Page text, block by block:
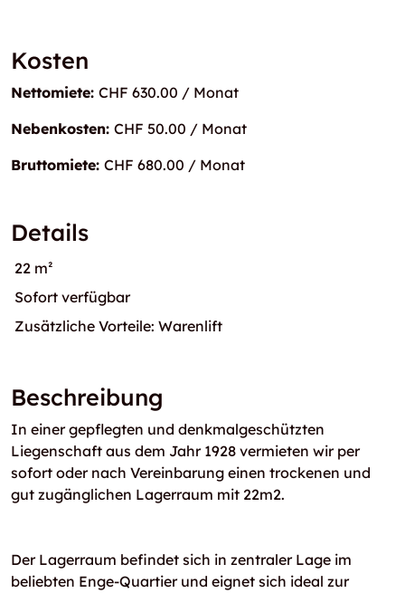
Kosten
Nettomiete: CHF 630.00 / Monat
Nebenkosten: CHF 50.00 / Monat
Bruttomiete: CHF 680.00 / Monat
Details
22 m²
Sofort verfügbar
Zusätzliche Vorteile: Warenlift
Beschreibung
In einer gepflegten und denkmalgeschützten
Liegenschaft aus dem Jahr 1928 vermieten wir per
sofort oder nach Vereinbarung einen trockenen und
gut zugänglichen Lagerraum mit 22m2.
Der Lagerraum befindet sich in zentraler Lage im
beliebten Enge-Quartier und eignet sich ideal zur